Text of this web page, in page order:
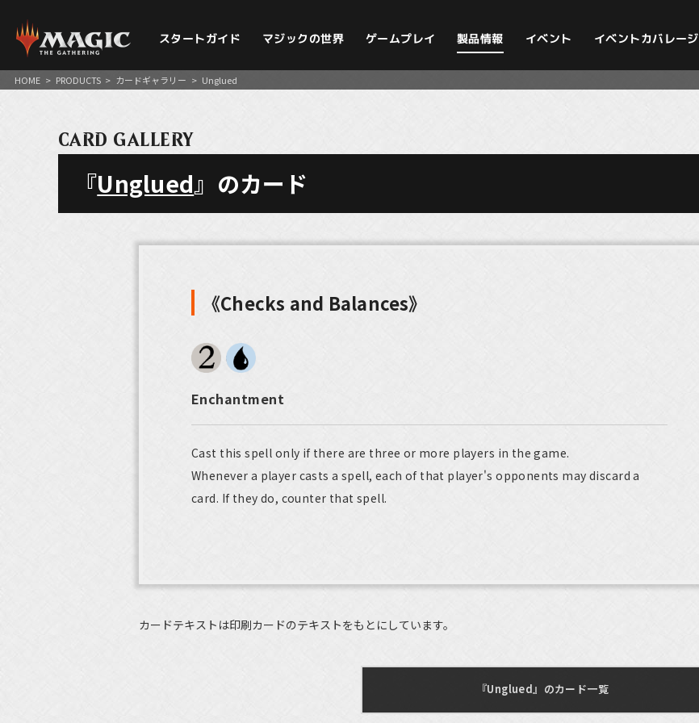
スタートガイド マジックの世界 ゲームプレイ 製品情報 イベント イベントカバレージ
HOME > PRODUCTS > カードギャラリー > Unglued
CARD GALLERY
『Unglued』のカード
《Checks and Balances》
Enchantment
Cast this spell only if there are three or more players in the game.
Whenever a player casts a spell, each of that player's opponents may discard a
card. If they do, counter that spell.
カードテキストは印刷カードのテキストをもとにしています。
『Unglued』のカード一覧